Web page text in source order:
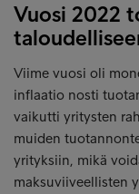
Vuosi 2022
Viime vuosi oli
inflaatio nosti
vaikutti yritysten
muiden
yrityksiin, mikä
maksuviiveellisten